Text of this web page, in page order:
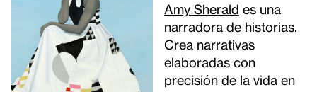
Amy Sherald es una
narradora de historias.
Crea narrativas
elaboradas con
precisión de la vida en